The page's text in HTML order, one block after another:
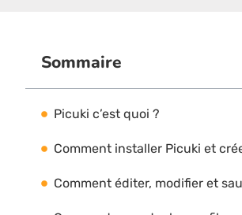
Sommaire
Picuki c’est quoi ?
Comment installer Picuki et
Comment éditer, modifier et